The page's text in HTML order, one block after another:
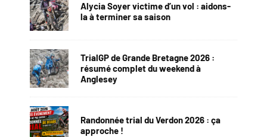
Alycia Soyer victime d’un vol : aidons-
la à terminer sa saison
TrialGP de Grande Bretagne 2026 :
résumé complet du weekend à
Anglesey
Randonnée trial du Verdon 2026 : ça
approche !